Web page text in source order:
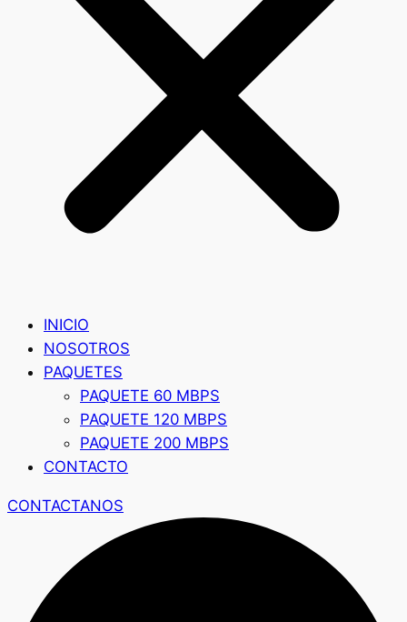
INICIO
NOSOTROS
PAQUETES
PAQUETE 60 MBPS
PAQUETE 120 MBPS
PAQUETE 200 MBPS
CONTACTO
CONTACTANOS